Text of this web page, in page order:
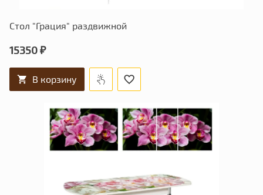
Стол "Грация" раздвижной
15350 ₽
В корзину